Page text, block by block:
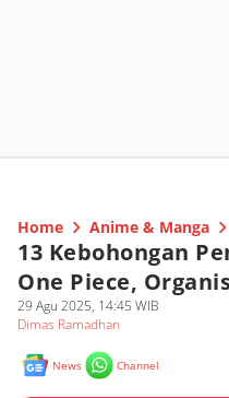
Home Anime & Manga
13 Kebohongan
One Piece,
29 Agu 2025, 14:45 WIB
Dimas Ramadhan
News Channel